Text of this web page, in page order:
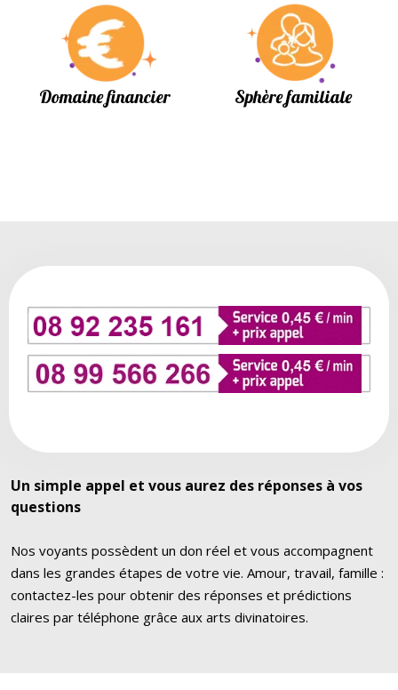
Domaine financier Sphère familiale
Un simple appel et vous aurez des réponses à vos
questions
Nos voyants possèdent un don réel et vous accompagnent
dans les grandes étapes de votre vie. Amour, travail, famille :
contactez-les pour obtenir des réponses et prédictions
claires par téléphone grâce aux arts divinatoires.